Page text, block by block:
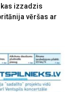
izzadzis
vēršas ar